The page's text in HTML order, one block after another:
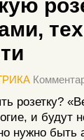
розетку?
и будут
нужно быть